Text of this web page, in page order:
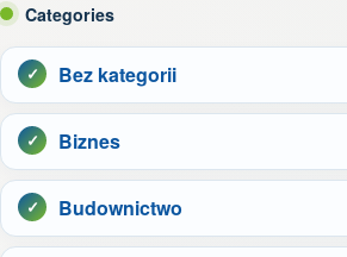
Categories
Bez kategorii
Biznes
Budownictwo